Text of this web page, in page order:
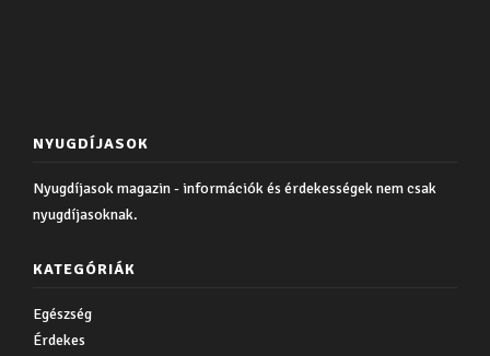
NYUGDÍJASOK
Nyugdíjasok magazin - információk és érdekességek nem csak
nyugdíjasoknak.
KATEGÓRIÁK
Egészség
Érdekes